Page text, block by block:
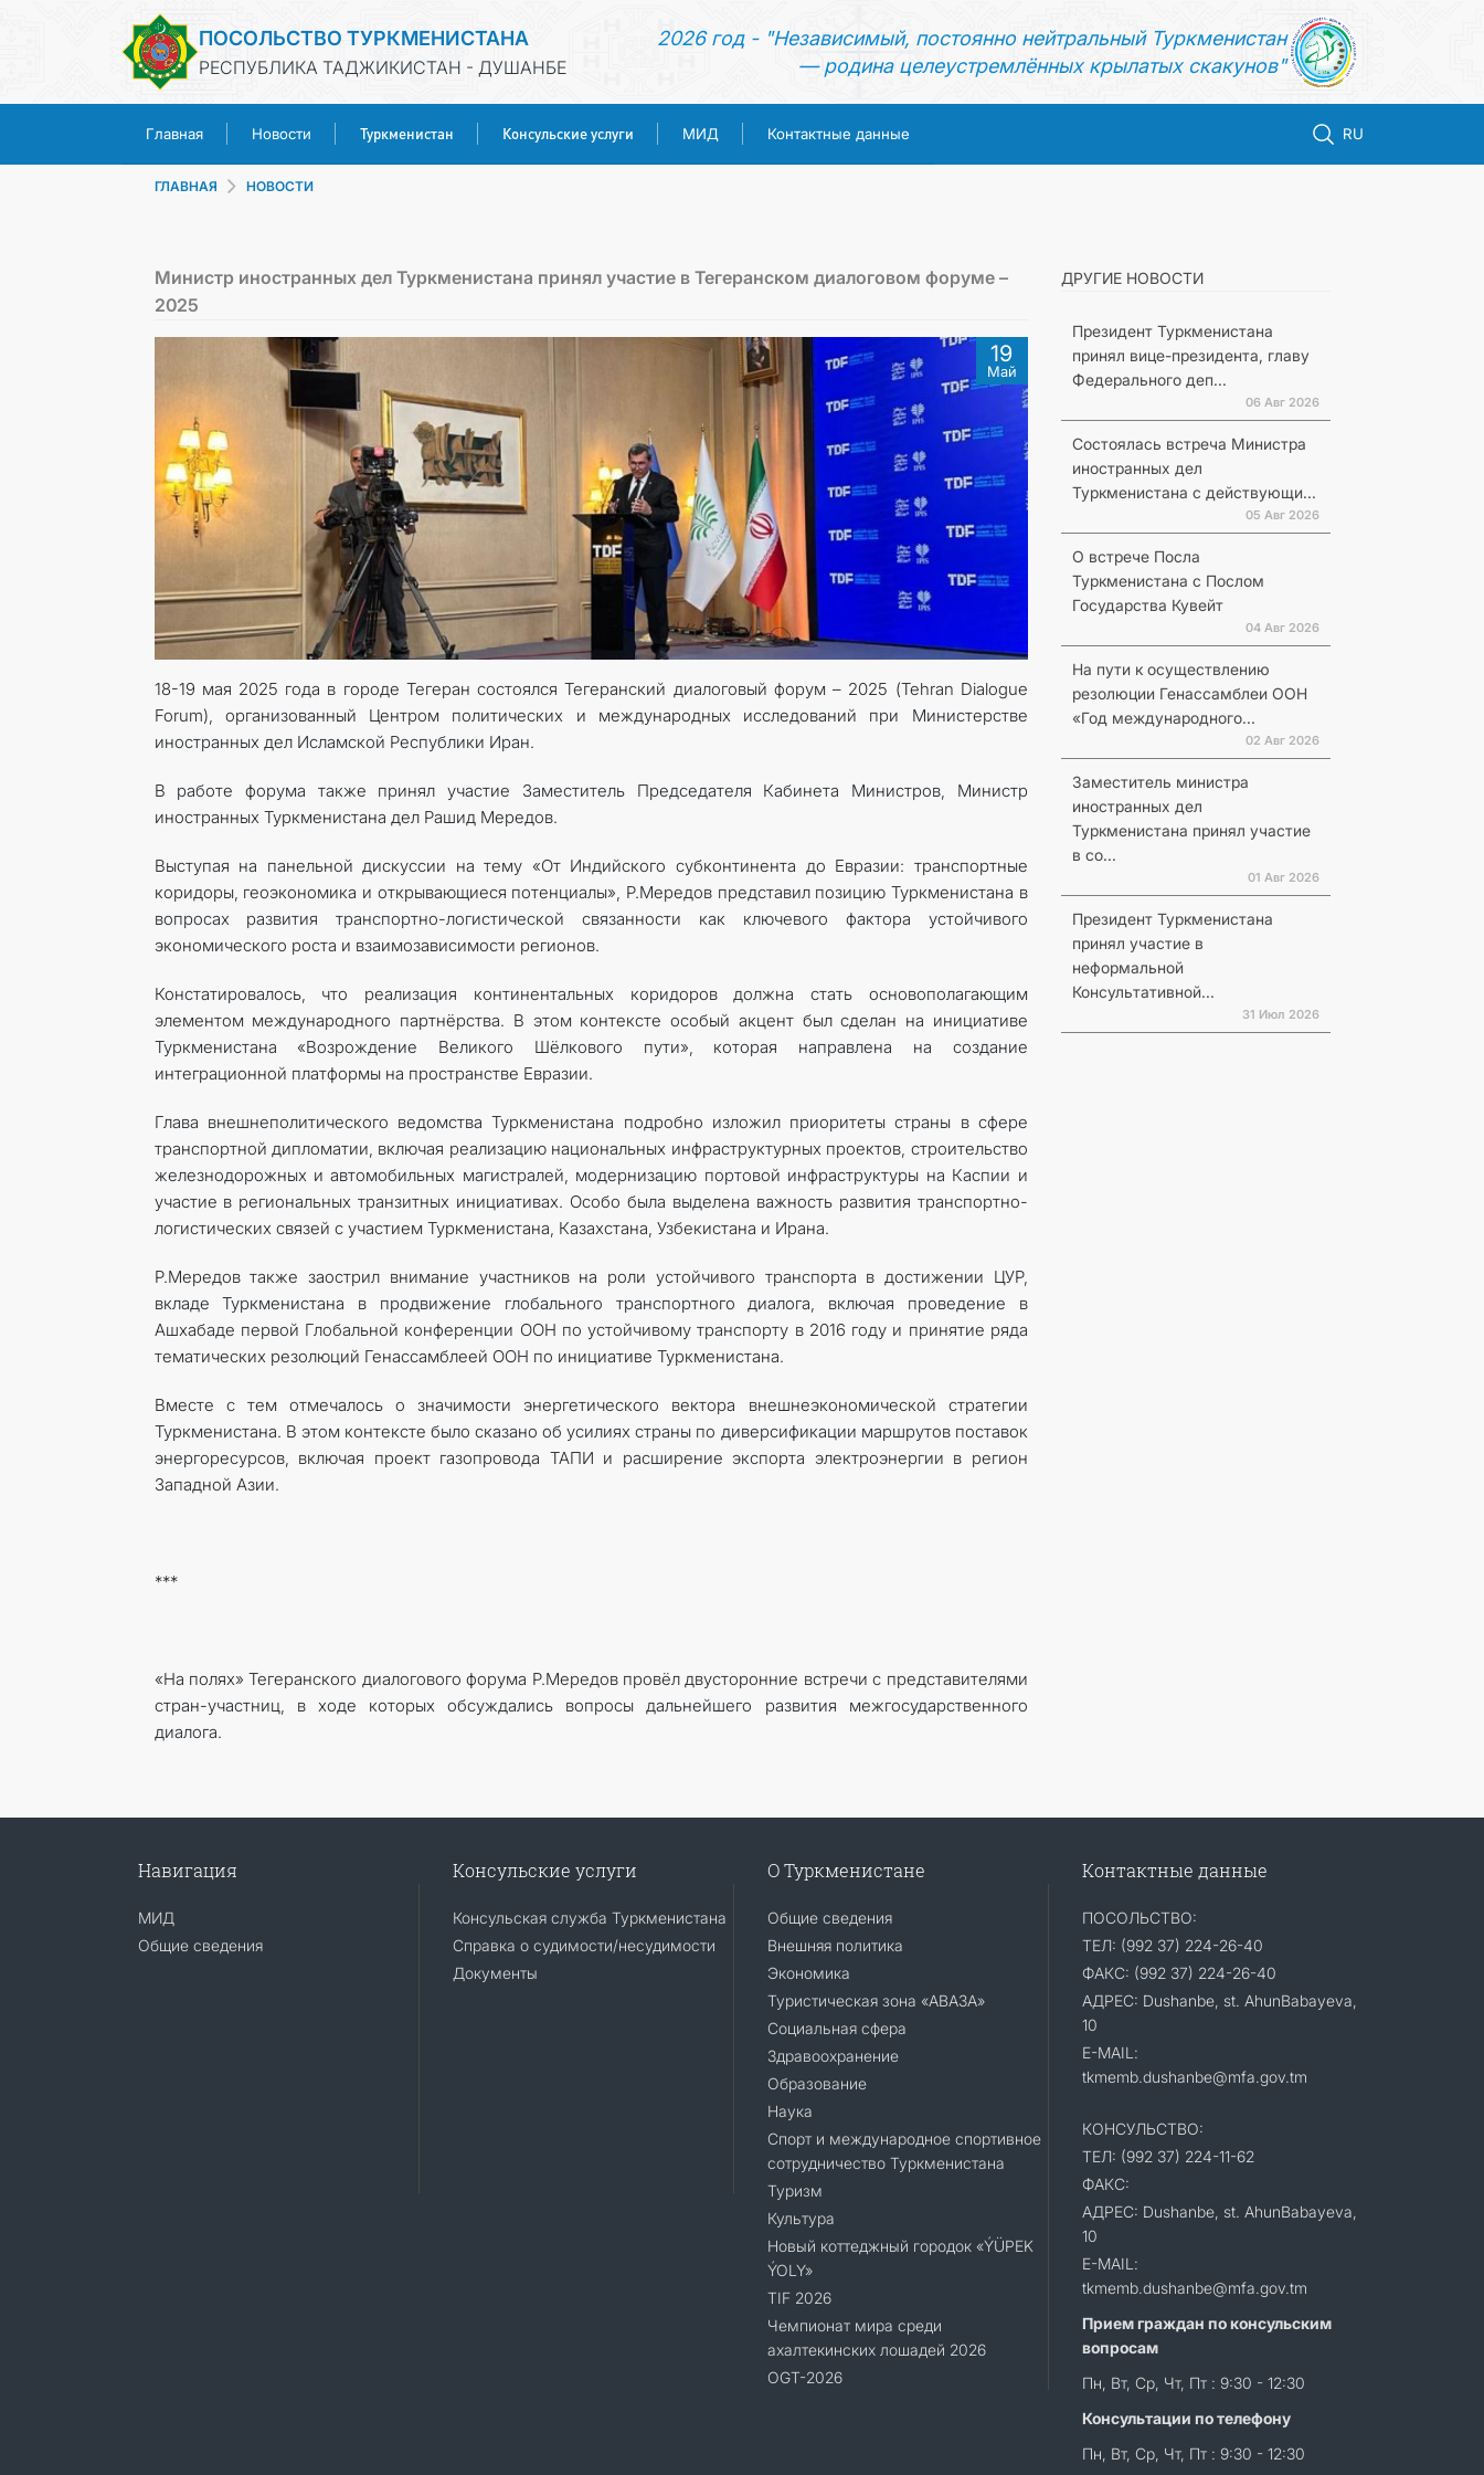
ПОСОЛЬСТВО ТУРКМЕНИСТАНА
РЕСПУБЛИКА ТАДЖИКИСТАН - ДУШАНБЕ
2026 год - "Независимый, постоянно нейтральный Туркменистан
— родина целеустремлённых крылатых скакунов"
Главная Новости Туркменистан Консульские услуги МИД Контактные данные RU
КОНСУЛЬСКИЕ УСЛУГИ
МИД
КОНТАКТНЫЕ ДАННЫЕ
ГЛАВНАЯ НОВОСТИ
Министр иностранных дел Туркменистана принял участие в Тегеранском диалоговом форуме –
2025
19
Май
18-19 мая 2025 года в городе Тегеран состоялся Тегеранский диалоговый форум – 2025 (Tehran Dialogue
Forum), организованный Центром политических и международных исследований при Министерстве
иностранных дел Исламской Республики Иран.
В работе форума также принял участие Заместитель Председателя Кабинета Министров, Министр
иностранных Туркменистана дел Рашид Мередов.
Выступая на панельной дискуссии на тему «От Индийского субконтинента до Евразии: транспортные
коридоры, геоэкономика и открывающиеся потенциалы», Р.Мередов представил позицию Туркменистана в
вопросах развития транспортно-логистической связанности как ключевого фактора устойчивого
экономического роста и взаимозависимости регионов.
Констатировалось, что реализация континентальных коридоров должна стать основополагающим
элементом международного партнёрства. В этом контексте особый акцент был сделан на инициативе
Туркменистана «Возрождение Великого Шёлкового пути», которая направлена на создание
интеграционной платформы на пространстве Евразии.
Глава внешнеполитического ведомства Туркменистана подробно изложил приоритеты страны в сфере
транспортной дипломатии, включая реализацию национальных инфраструктурных проектов, строительство
железнодорожных и автомобильных магистралей, модернизацию портовой инфраструктуры на Каспии и
участие в региональных транзитных инициативах. Особо была выделена важность развития транспортно-
логистических связей с участием Туркменистана, Казахстана, Узбекистана и Ирана.
Р.Мередов также заострил внимание участников на роли устойчивого транспорта в достижении ЦУР,
вкладе Туркменистана в продвижение глобального транспортного диалога, включая проведение в
Ашхабаде первой Глобальной конференции ООН по устойчивому транспорту в 2016 году и принятие ряда
тематических резолюций Генассамблеей ООН по инициативе Туркменистана.
Вместе с тем отмечалось о значимости энергетического вектора внешнеэкономической стратегии
Туркменистана. В этом контексте было сказано об усилиях страны по диверсификации маршрутов поставок
энергоресурсов, включая проект газопровода ТАПИ и расширение экспорта электроэнергии в регион
Западной Азии.
***
«На полях» Тегеранского диалогового форума Р.Мередов провёл двусторонние встречи с представителями
стран-участниц, в ходе которых обсуждались вопросы дальнейшего развития межгосударственного
диалога.
ДРУГИЕ НОВОСТИ
Президент Туркменистана
принял вице-президента, главу
Федерального деп...
06 Авг 2026
Состоялась встреча Министра
иностранных дел
Туркменистана с действующи...
05 Авг 2026
О встрече Посла
Туркменистана с Послом
Государства Кувейт
04 Авг 2026
На пути к осуществлению
резолюции Генассамблеи ООН
«Год международного...
02 Авг 2026
Заместитель министра
иностранных дел
Туркменистана принял участие
в со...
01 Авг 2026
Президент Туркменистана
принял участие в
неформальной
Консультативной...
31 Июл 2026
Навигация
МИД
Общие сведения
Консульские услуги
Консульская служба Туркменистана
Справка о судимости/несудимости
Документы
О Туркменистане
Общие сведения
Внешняя политика
Экономика
Туристическая зона «АВАЗА»
Социальная сфера
Здравоохранение
Образование
Наука
Спорт и международное спортивное
сотрудничество Туркменистана
Туризм
Культура
Новый коттеджный городок «ÝÜPEK
ÝOLY»
TIF 2026
Чемпионат мира среди
ахалтекинских лошадей 2026
OGT-2026
Контактные данные
ПОСОЛЬСТВО:
ТЕЛ: (992 37) 224-26-40
ФАКС: (992 37) 224-26-40
АДРЕС: Dushanbe, st. AhunBabayeva,
10
E-MAIL:
tkmemb.dushanbe@mfa.gov.tm
КОНСУЛЬСТВО:
ТЕЛ: (992 37) 224-11-62
ФАКС:
АДРЕС: Dushanbe, st. AhunBabayeva,
10
E-MAIL:
tkmemb.dushanbe@mfa.gov.tm
Прием граждан по консульским
вопросам
Пн, Вт, Ср, Чт, Пт : 9:30 - 12:30
Консультации по телефону
Пн, Вт, Ср, Чт, Пт : 9:30 - 12:30